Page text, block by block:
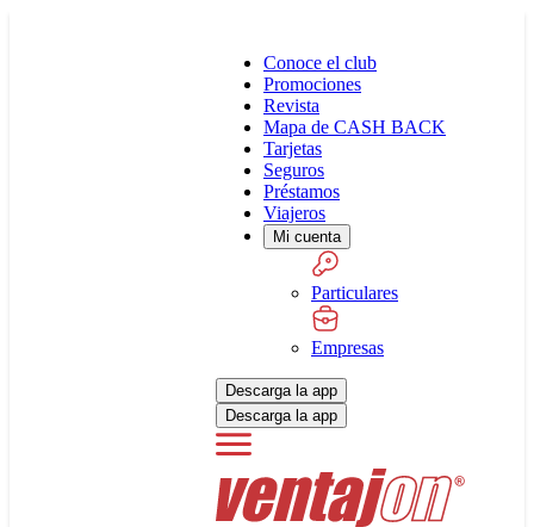
Conoce el club
Promociones
Revista
Mapa de CASH BACK
Tarjetas
Seguros
Préstamos
Viajeros
Mi cuenta
Particulares
Empresas
Descarga la app
Descarga la app